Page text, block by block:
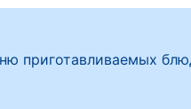
приготавливаемых